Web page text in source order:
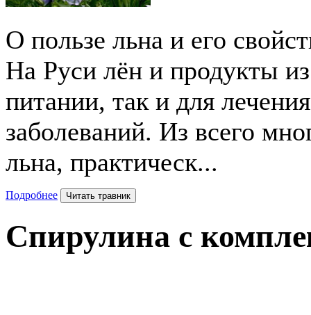
О пользе льна и его
На Руси лён и продукты
питании, так и для
заболеваний. Из всего
льна, практическ...
Подробнее Читать травник
Спирулина с